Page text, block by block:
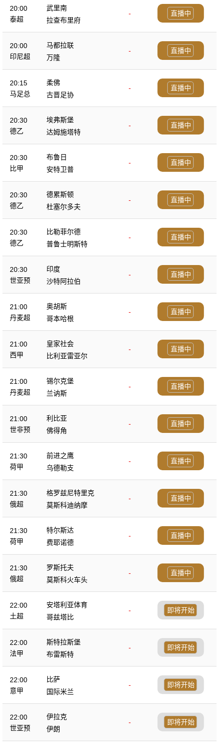
20:00
泰超
武里南
-
拉查布里府
直播中
20:00
印尼超
马都拉联
-
万隆
直播中
20:15
马足总
柔佛
-
古晋足协
直播中
20:30
德乙
埃弗斯堡
-
达姆施塔特
直播中
20:30
比甲
布鲁日
-
安特卫普
直播中
20:30
德乙
德累斯顿
-
杜塞尔多夫
直播中
20:30
德乙
比勒菲尔德
-
普鲁士明斯特
直播中
20:30
世亚预
印度
-
沙特阿拉伯
直播中
21:00
丹麦超
奥胡斯
-
哥本哈根
直播中
21:00
西甲
皇家社会
-
比利亚雷亚尔
直播中
21:00
丹麦超
锡尔克堡
-
兰讷斯
直播中
21:00
世非预
利比亚
-
佛得角
直播中
21:30
荷甲
前进之鹰
-
乌德勒支
直播中
21:30
俄超
格罗兹尼特里克
-
莫斯科迪纳摩
直播中
21:30
荷甲
特尔斯达
-
费耶诺德
直播中
21:30
俄超
罗斯托夫
-
莫斯科火车头
直播中
22:00
土超
安塔利亚体育
-
哥兹塔比
即将开始
22:00
法甲
斯特拉斯堡
-
布雷斯特
即将开始
22:00
意甲
比萨
-
国际米兰
即将开始
22:00
世亚预
伊拉克
-
伊朗
即将开始